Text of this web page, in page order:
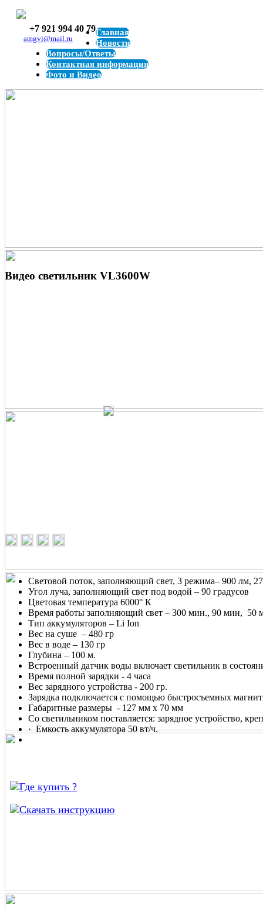
+7 921 994 40 79
amgvi@mail.ru
Главная
Новости
Вопросы/Ответы
Контактная информация
Фото и Видео
Видео светильник VL3600W
Световой поток, заполняющий свет, 3 режима– 900 лм,
Угол луча, заполняющий свет под водой – 90 градусов
Цветовая температура 6000° К
Время работы заполняющий свет – 300 мин., 90 мин, 50
Тип аккумуляторов – Li Ion
Вес на суше – 480 гр
Вес в воде – 130 гр
Глубина – 100 м.
Встроенный датчик воды включает светильник в
Время полной зарядки - 4 часа
Вес зарядного устройства - 200 гр.
Зарядка подключается с помощью быстросъемных
Габаритные размеры - 127 мм х 70 мм
Со светильником поставляется: зарядное устройство,
· Емкость аккумулятора 50 вт/ч.
Где купить ?
Скачать инструкцию